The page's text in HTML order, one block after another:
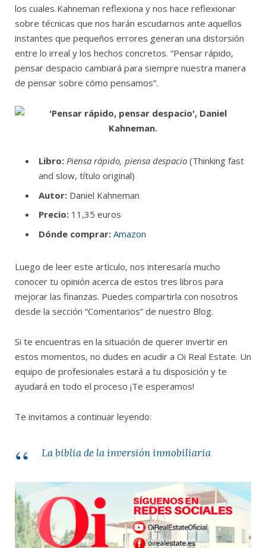
los cuales Kahneman reflexiona y nos hace reflexionar
sobre técnicas que nos harán escudarnos ante aquellos
instantes que pequeños errores generan una distorsión
entre lo irreal y los hechos concretos. “Pensar rápido,
pensar despacio cambiará para siempre nuestra manera
de pensar sobre cómo pensamos”.
Libro: Piensa rápido, piensa despacio (Thinking fast
and slow, título original)
Autor: Daniel Kahneman
Precio: 11,35 euros
Dónde comprar: Amazon
Luego de leer este artículo, nos interesaría mucho
conocer tu opinión acerca de estos tres libros para
mejorar las finanzas. Puedes compartirla con nosotros
desde la sección “Comentarios” de nuestro Blog.
Si te encuentras en la situación de querer invertir en
estos momentos, no dudes en acudir a Oi Real Estate. Un
equipo de profesionales estará a tu disposición y te
ayudará en todo el proceso ¡Te esperamos!
Te invitamos a continuar leyendo:
La biblia de la inversión inmobiliaria